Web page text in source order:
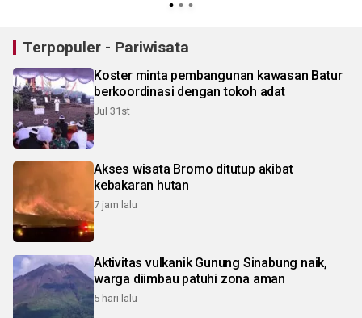
Terpopuler - Pariwisata
Koster minta pembangunan kawasan Batur
berkoordinasi dengan tokoh adat
Jul 31st
Akses wisata Bromo ditutup akibat
kebakaran hutan
7 jam lalu
Aktivitas vulkanik Gunung Sinabung naik,
warga diimbau patuhi zona aman
5 hari lalu